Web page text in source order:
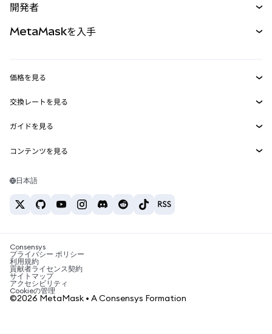
パーペチュアル
RWA
開発者
MetaMask Connect
Snaps
Web3サービス
MetaMaskを入手
セキュリティ
サポート
キャリア
お問い合わせ
価格を見る
イーサリアムの価格
Solanaの価格
Tetherの価格
交換レートを見る
ETH→USD
USDT→INR
BTC→INR
ETH→USDT
ガイドを見る
ETHの購入
USDTの購入
SHIBの購入
BNBの購入
コンテンツを見る
Solanaウォレット
税制関連ニュース
暗号資産の購入方法は？
ビットコインを売るには？
日本語
Consensys
プライバシー ポリシー
利用規約
貢献者ライセンス契約
サイトマップ
アクセシビリティ
Cookieの管理
©2026 MetaMask • A Consensys Formation